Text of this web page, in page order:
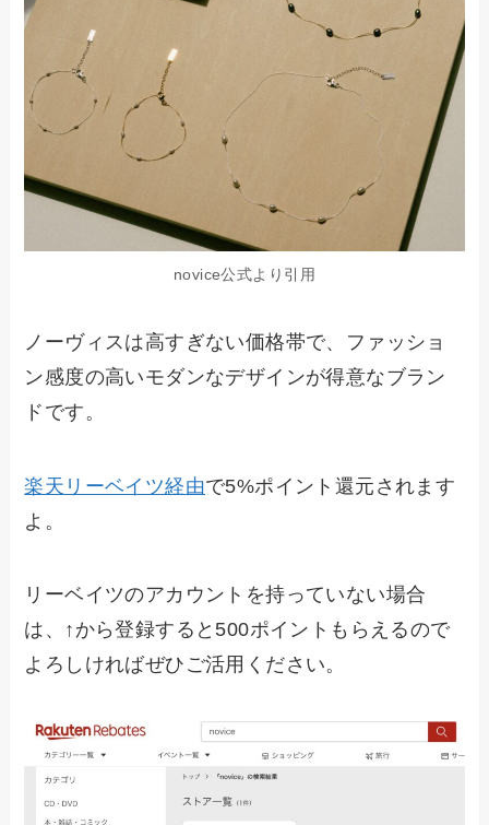
novice公式より引用
ノーヴィスは高すぎない価格帯で、ファッショ
ン感度の高いモダンなデザインが得意なブラン
ドです。
楽天リーベイツ経由で5%ポイント還元されます
よ。
リーベイツのアカウントを持っていない場合
は、↑から登録すると500ポイントもらえるので
よろしければぜひご活用ください。